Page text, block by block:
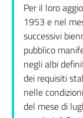
Per il loro
1953 e nel
successivi
pubblico
negli albi
dei requisiti
nelle
del mese di